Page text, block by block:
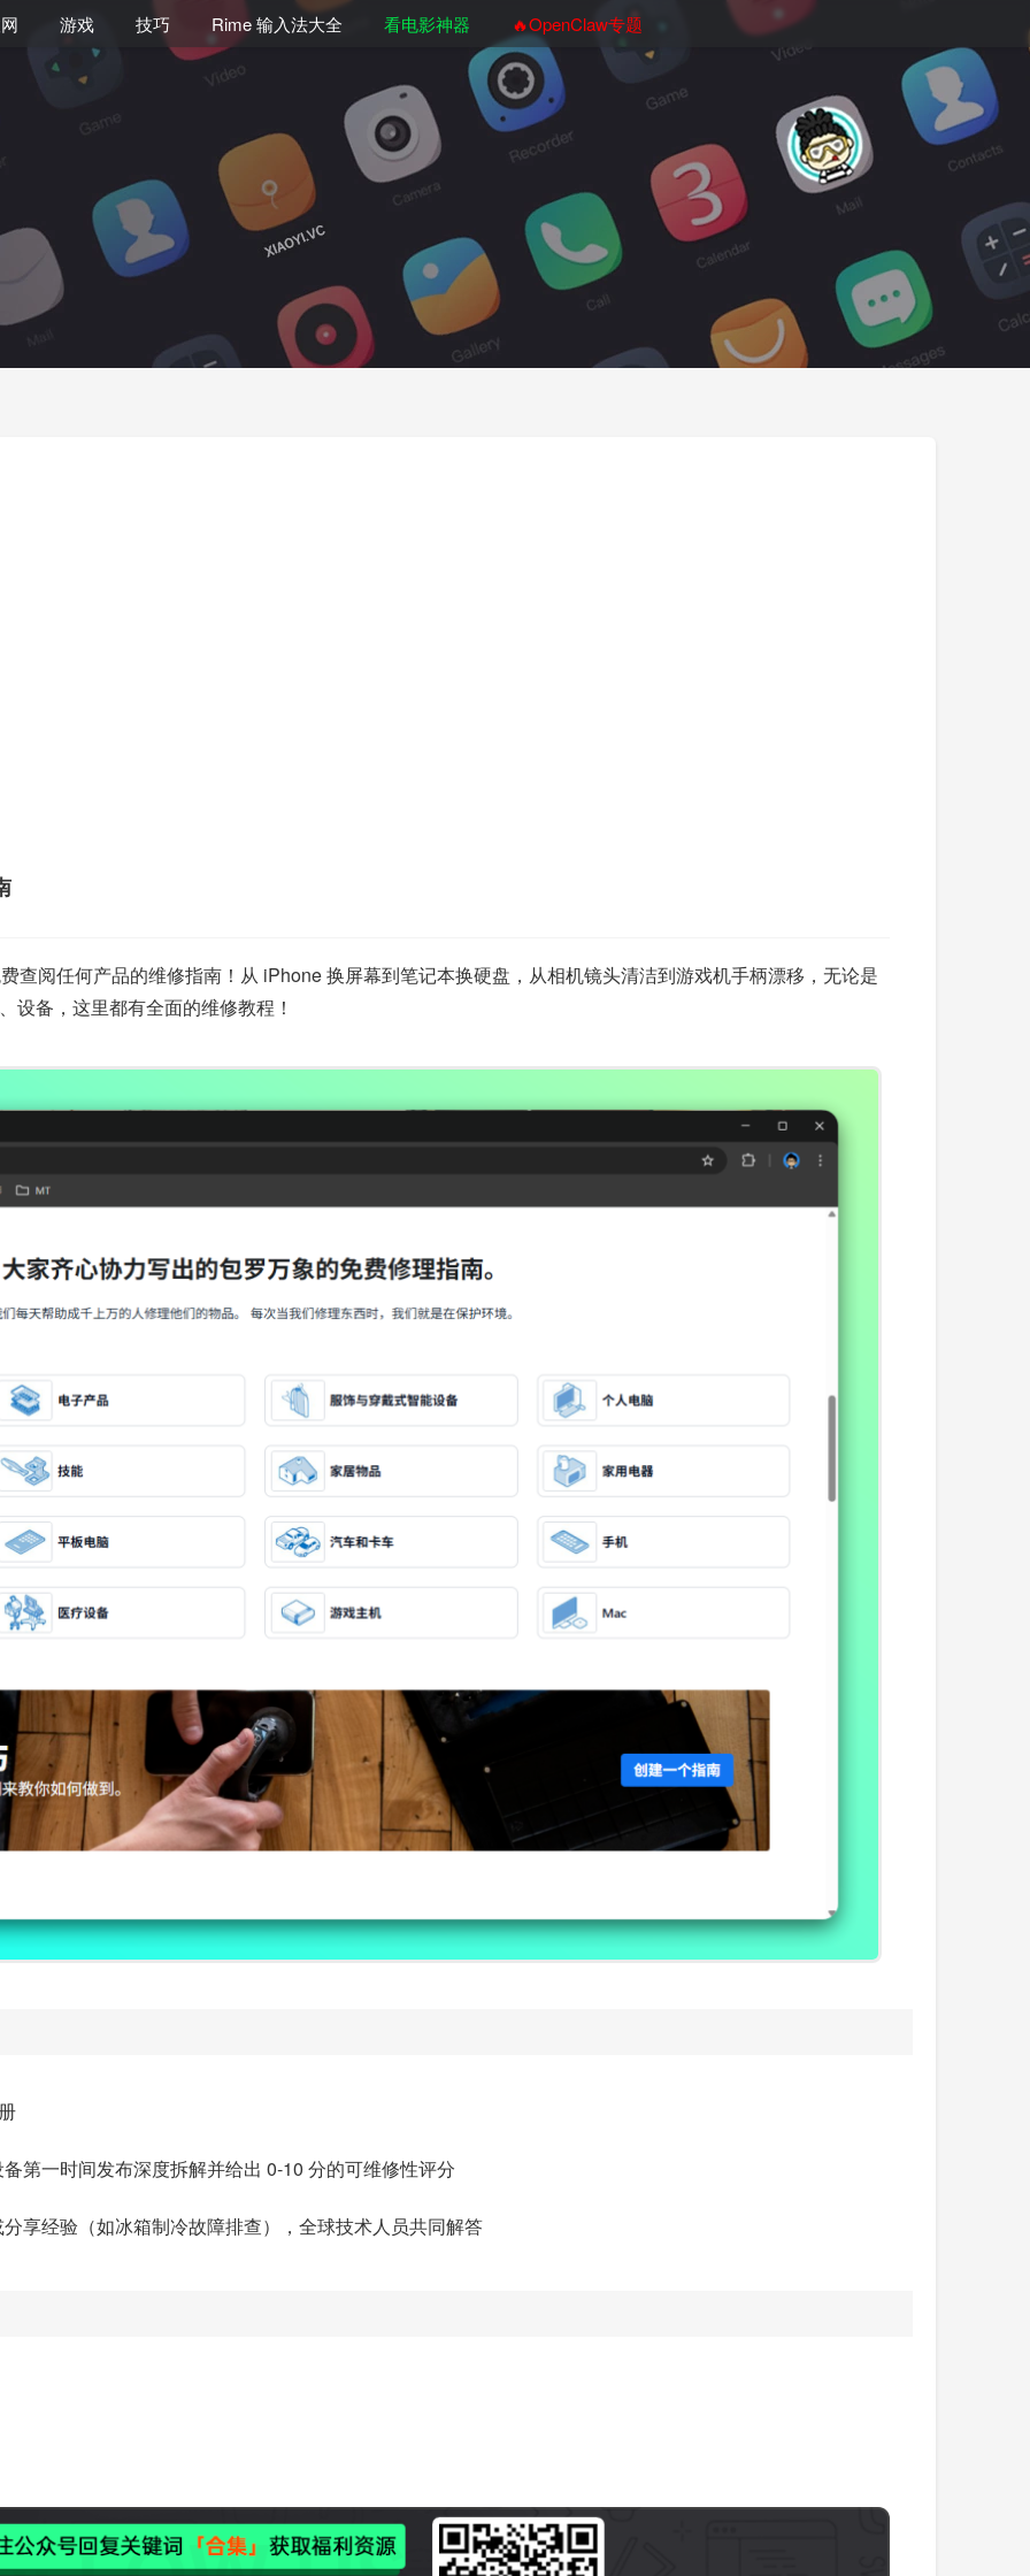
游戏 技巧 Rime 输入法大全 看电影神器 🔥OpenClaw专题
查阅任何产品的维修指南！从 iPhone 换屏幕到笔记本换硬盘，从相机镜头清洁到游戏机手柄漂移，无论是
设备，这里都有全面的维修教程！
第一时间发布深度拆解并给出 0-10 分的可维修性评分
享经验（如冰箱制冷故障排查），全球技术人员共同解答